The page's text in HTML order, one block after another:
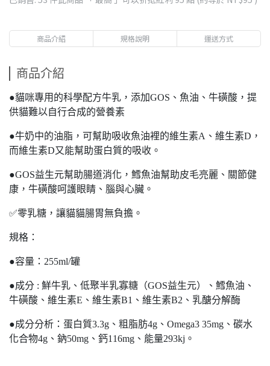
商品介紹 規格說明 運送方式
商品介紹
●貓咪專用的科學配方牛乳，添加GOS、魚油、牛磺酸，提
供貓難以自行合成的營養素
●牛奶中的油脂，可幫助吸收魚油裡的維生素A、維生素D，
而維生素D又能幫助蛋白質的吸收。
●GOS益生元幫助腸道消化，鱈魚油幫助皮毛亮麗、關節健
康，牛磺酸呵護眼睛、腦與心臟。
✅零乳糖，讓貓貓腸胃無負擔。
規格：
●容量：255ml/罐
●成分 : 鮮牛乳、低聚半乳寡糖（GOS益生元）、鱈魚油、
牛磺酸、維生素E、維生素B1、維生素B2、乳醣分解酶
●成分分析：蛋白質3.3g、粗脂肪4g、Omega3 35mg、碳水
化合物4g、鈉50mg、鈣116mg、能量293kj。